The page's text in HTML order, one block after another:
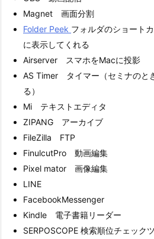
Magnet 画面分割
Folder Peek フォルダのショート
に表示してくれる
Airserver スマホをMacに投影
AS Timer タイマー（セミナのと
る）
Mi テキストエディタ
ZIPANG アーカイブ
FileZilla FTP
FinulcutPro 動画編集
Pixel mator 画像編集
LINE
FacebookMessenger
Kindle 電子書籍リーダー
SERPOSCOPE 検索順位チェック